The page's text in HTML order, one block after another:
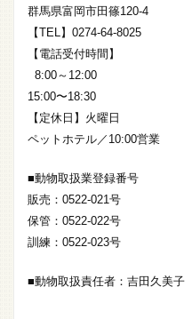
群馬県富岡市田篠120-4
【TEL】0274-64-8025
【電話受付時間】
8:00～12:00
15:00〜18:30
【定休日】火曜日
ペットホテル／10:00営業
■動物取扱業登録番号
販売：0522-021号
保管：0522-022号
訓練：0522-023号
■動物取扱責任者：吉田久美子